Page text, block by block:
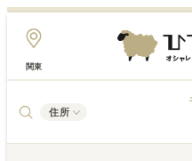
関東
住所